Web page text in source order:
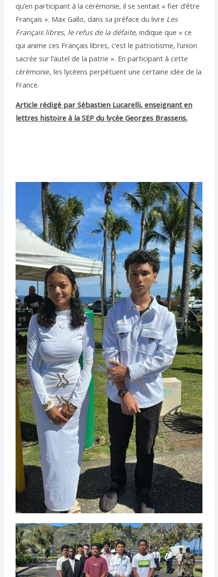
qu’en participant à la cérémonie, il se sentait « fier d’être
Français ». Max Gallo, dans sa préface du livre Les
Français libres, le refus de la défaite, indique que « ce
qui anime ces Français libres, c’est le patriotisme, l’union
sacrée sur l’autel de la patrie ». En participant à cette
cérémonie, les lycéens perpétuent une certaine idée de la
France.
Article rédigé par Sébastien Lucarelli, enseignant en
lettres histoire à la SEP du lycée Georges Brassens.